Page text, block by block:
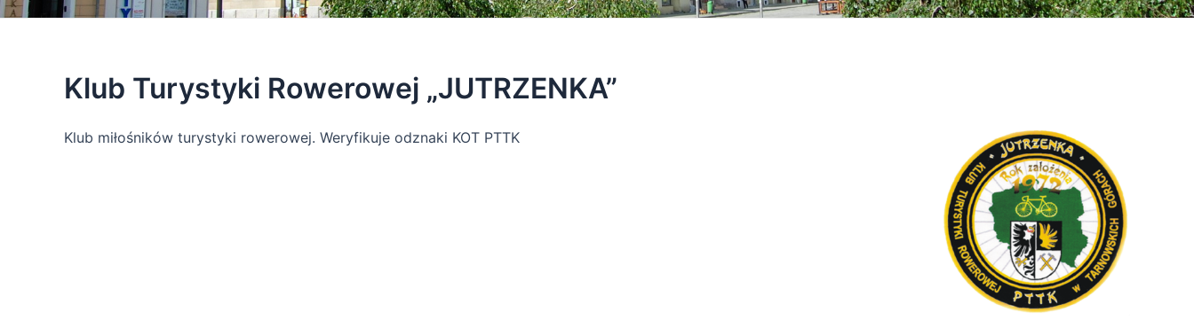
Klub Turystyki Rowerowej „JUTRZENKA”
Klub miłośników turystyki rowerowej. Weryfikuje odznaki KOT PTTK